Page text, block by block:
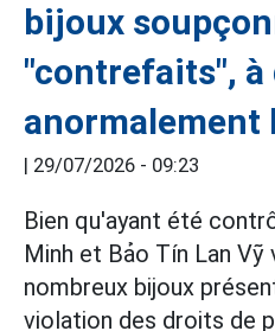
bijoux
"contrefaits", à
anormalement
| 29/07/2026 - 09:23
Bien qu'ayant été
Minh et Bảo Tín Lan
nombreux bijoux
violation des droits de